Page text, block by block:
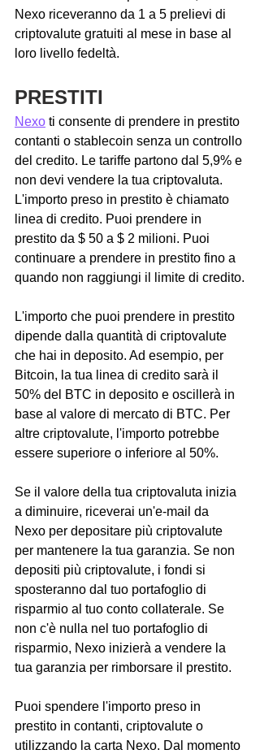
Nexo riceveranno da 1 a 5 prelievi di
criptovalute gratuiti al mese in base al
loro livello fedeltà.
PRESTITI
Nexo ti consente di prendere in prestito
contanti o stablecoin senza un controllo
del credito. Le tariffe partono dal 5,9% e
non devi vendere la tua criptovaluta.
L'importo preso in prestito è chiamato
linea di credito. Puoi prendere in
prestito da $ 50 a $ 2 milioni. Puoi
continuare a prendere in prestito fino a
quando non raggiungi il limite di credito.
L'importo che puoi prendere in prestito
dipende dalla quantità di criptovalute
che hai in deposito. Ad esempio, per
Bitcoin, la tua linea di credito sarà il
50% del BTC in deposito e oscillerà in
base al valore di mercato di BTC. Per
altre criptovalute, l'importo potrebbe
essere superiore o inferiore al 50%.
Se il valore della tua criptovaluta inizia
a diminuire, riceverai un'e-mail da
Nexo per depositare più criptovalute
per mantenere la tua garanzia. Se non
depositi più criptovalute, i fondi si
sposteranno dal tuo portafoglio di
risparmio al tuo conto collaterale. Se
non c'è nulla nel tuo portafoglio di
risparmio, Nexo inizierà a vendere la
tua garanzia per rimborsare il prestito.
Puoi spendere l'importo preso in
prestito in contanti, criptovalute o
utilizzando la carta Nexo. Dal momento